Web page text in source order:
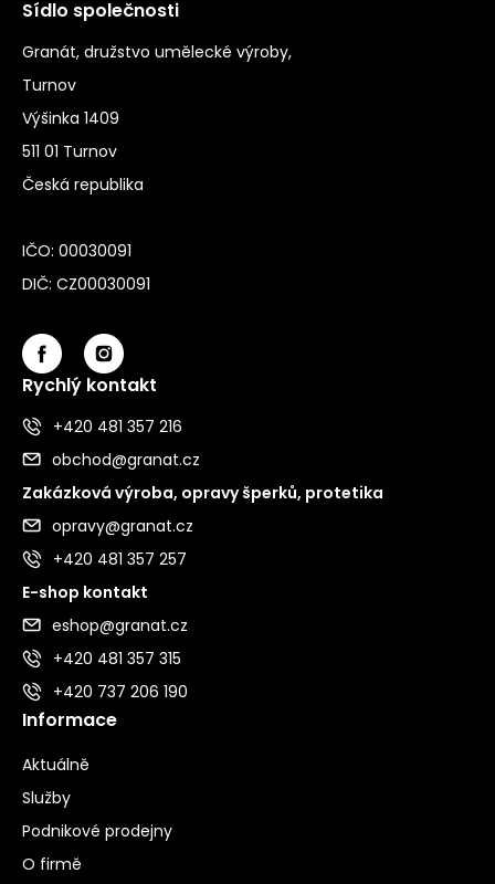
Sídlo společnosti
Granát, družstvo umělecké výroby,
Turnov
Výšinka 1409
511 01 Turnov
Česká republika
IČO: 00030091
DIČ: CZ00030091
Rychlý kontakt
+420 481 357 216
obchod@granat.cz
Zakázková výroba, opravy šperků, protetika
opravy@granat.cz
+420 481 357 257
E-shop kontakt
eshop@granat.cz
+420 481 357 315
+420 737 206 190
Informace
Aktuálně
Služby
Podnikové prodejny
O firmě